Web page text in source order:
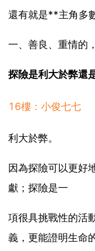
還有就是**主角多
一、善良、重情的
探險是利大於弊還
16樓：小俊七七
利大於弊。
因為探險可以更好
獻；探險是一
項很具挑戰性的活
義，更能證明生命